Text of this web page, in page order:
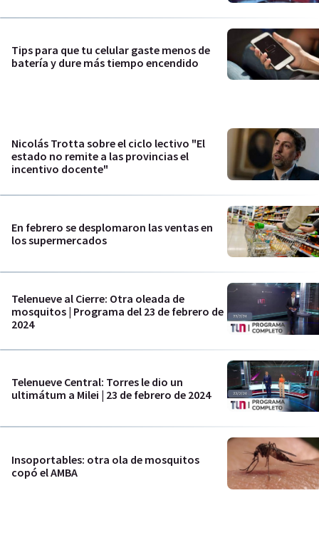
Tips para que tu celular gaste menos de
batería y dure más tiempo encendido
Nicolás Trotta sobre el ciclo lectivo "El
estado no remite a las provincias el
incentivo docente"
En febrero se desplomaron las ventas en
los supermercados
Telenueve al Cierre: Otra oleada de
mosquitos | Programa del 23 de febrero de
2024
Telenueve Central: Torres le dio un
ultimátum a Milei | 23 de febrero de 2024
Insoportables: otra ola de mosquitos
copó el AMBA